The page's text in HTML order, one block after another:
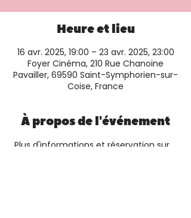
Heure et lieu
16 avr. 2025, 19:00 – 23 avr. 2025, 23:00
Foyer Cinéma, 210 Rue Chanoine
Pavailler, 69590 Saint-Symphorien-sur-
Coise, France
À propos de l'événement
Plus d'informations et réservation sur